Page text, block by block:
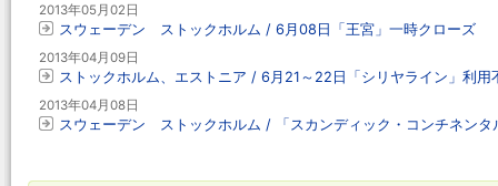
2013年05月02日
スウェーデン ストックホルム / 6月08日「王宮」一時クローズ
2013年04月09日
ストックホルム、エストニア / 6月21～22日「シリヤライン」利用
2013年04月08日
スウェーデン ストックホルム / 「スカンディック・コンチネンタ